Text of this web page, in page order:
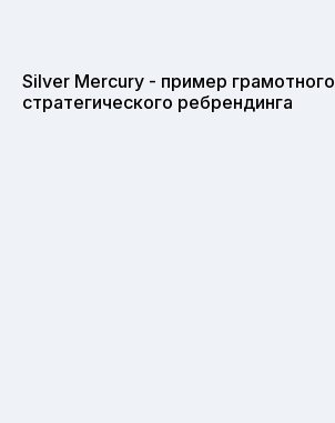
Silver Mercury - пример грамотного
стратегического ребрендинга